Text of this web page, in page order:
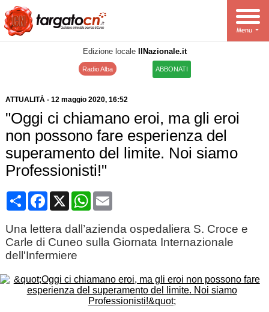
Edizione locale IlNazionale.it
Radio Alba ABBONATI
ATTUALITÀ- 12 maggio 2020, 16:52
"Oggi ci chiamano eroi, ma gli eroi
non possono fare esperienza del
superamento del limite. Noi siamo
Professionisti!"
CondividiFacebook
X WhatsApp
Email
Una lettera dall’azienda ospedaliera S. Croce e
Carle di Cuneo sulla Giornata Internazionale
dell'Infermiere